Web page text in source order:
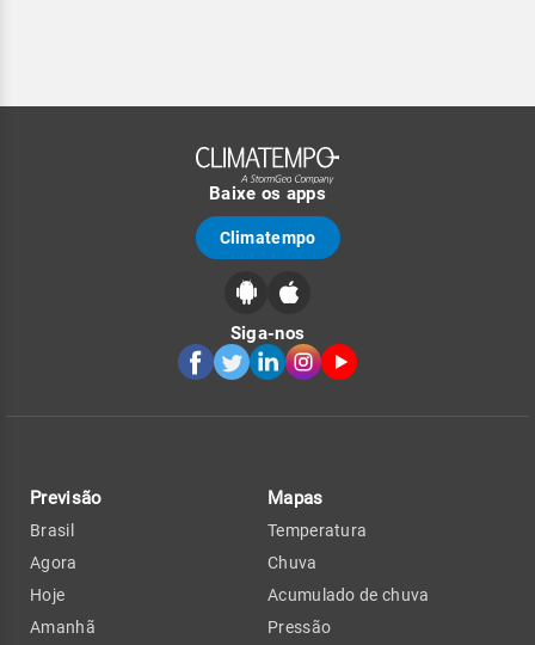
Baixe os apps
Climatempo
Siga-nos
Previsão
Brasil
Agora
Hoje
Amanhã
Mapas
Temperatura
Chuva
Acumulado de chuva
Pressão